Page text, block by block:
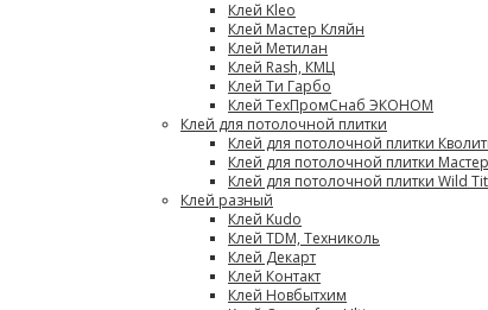
Клей Kleo
Клей Мастер Кляйн
Клей Метилан
Клей Rash, КМЦ
Клей Ти Гарбо
Клей ТехПромСнаб ЭКОНОМ
Клей для потолочной плитки
Клей для потолочной плитки
Клей для потолочной плитки
Клей для потолочной плитки Wild
Клей разный
Клей Kudo
Клей TDM, Техниколь
Клей Декарт
Клей Контакт
Клей Новбытхим